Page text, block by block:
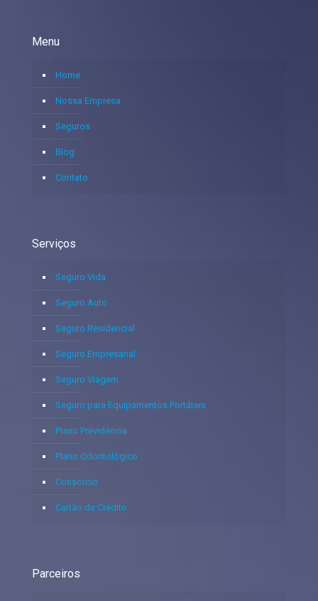
Menu
Home
Nossa Empresa
Seguros
Blog
Contato
Serviços
Seguro Vida
Seguro Auto
Seguro Residencial
Seguro Empresarial
Seguro Viagem
Seguro para Equipamentos Portáteis
Plano Previdência
Plano Odontológico
Consórcio
Cartão de Crédito
Parceiros